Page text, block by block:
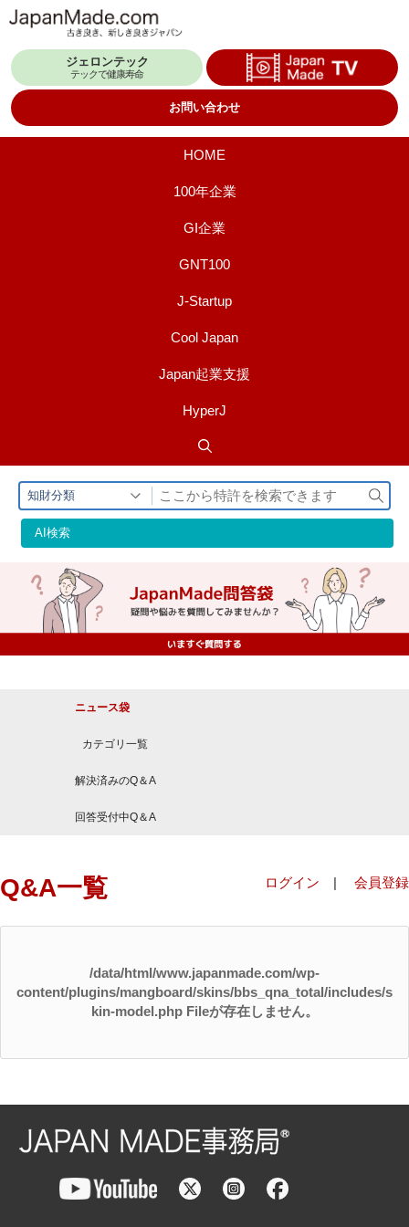
テ
ジェロンテック
テックで健康寿命
お問い合わせ
HOME
100年企業
GI企業
GNT100
J-Startup
Cool Japan
Japan起業支援
HyperJ
知財分類
検
索
AI検索
ニュース袋
カテゴリ一覧
解決済みのQ＆A
回答受付中Q＆A
Q&A一覧 ログイン | 会員登録
/data/html/www.japanmade.com/wp-
content/plugins/mangboard/skins/bbs_qna_total/includes/s
kin-model.php Fileが存在しません。